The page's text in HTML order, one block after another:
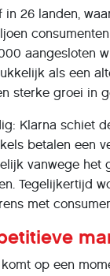
26 landen,
aangesloten
als een
sterke groei in
Klarna schiet
betalen een
vanwege
Tegelijkertijd
met
op een